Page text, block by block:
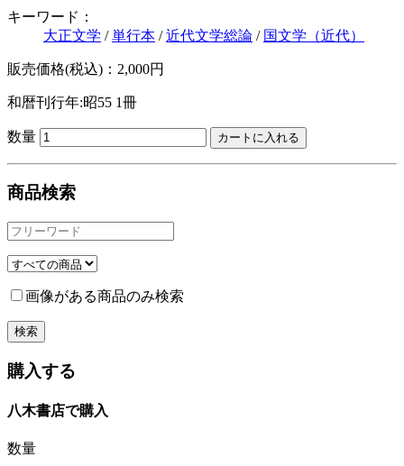
キーワード：
大正文学 /単行本 /近代文学総論 / 国文学（近代）
販売価格(税込)：2,000円
和暦刊行年:昭55 1冊
数量
商品検索
画像がある商品のみ検索
購入する
八木書店で購入
数量